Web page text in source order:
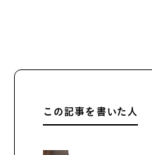
この記事を書いた人